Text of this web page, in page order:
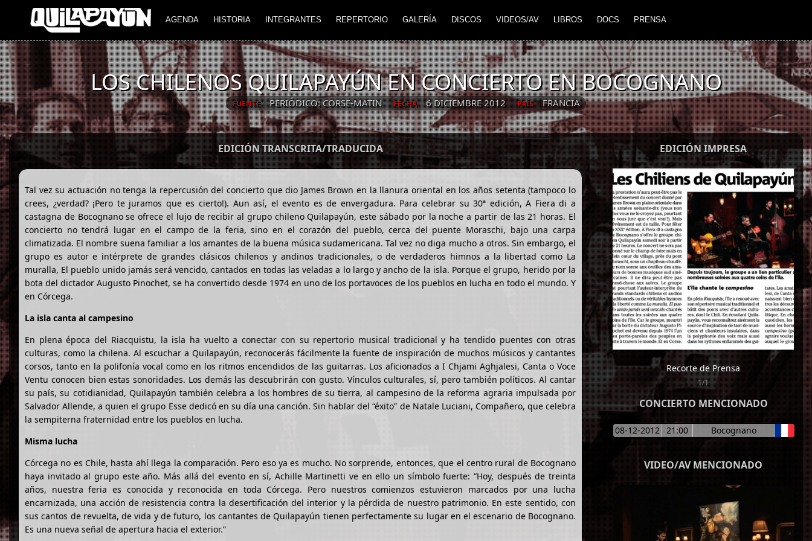
AGENDA HISTORIA INTEGRANTES REPERTORIO GALERÍA DISCOS VIDEOS/AV LIBROS DOCS PRENSA
LOS CHILENOS QUILAPAYÚN EN CONCIERTO EN BOCOGNANO
FUENTE PERIÓDICO: CORSE-MATIN FECHA 6 DICIEMBRE 2012 PAÍS FRANCIA
EDICIÓN TRANSCRITA/TRADUCIDA
Tal vez su actuación no tenga la repercusión del concierto que dio James Brown en la llanura oriental en los años setenta (tampoco lo
crees, ¿verdad? ¡Pero te juramos que es cierto!). Aun así, el evento es de envergadura. Para celebrar su 30ª edición, A Fiera di a
castagna de Bocognano se ofrece el lujo de recibir al grupo chileno Quilapayún, este sábado por la noche a partir de las 21 horas. El
concierto no tendrá lugar en el campo de la feria, sino en el corazón del pueblo, cerca del puente Moraschi, bajo una carpa
climatizada. El nombre suena familiar a los amantes de la buena música sudamericana. Tal vez no diga mucho a otros. Sin embargo, el
grupo es autor e intérprete de grandes clásicos chilenos y andinos tradicionales, o de verdaderos himnos a la libertad como La
muralla, El pueblo unido jamás será vencido, cantados en todas las veladas a lo largo y ancho de la isla. Porque el grupo, herido por la
bota del dictador Augusto Pinochet, se ha convertido desde 1974 en uno de los portavoces de los pueblos en lucha en todo el mundo. Y
en Córcega.
La isla canta al campesino
En plena época del Riacquistu, la isla ha vuelto a conectar con su repertorio musical tradicional y ha tendido puentes con otras
culturas, como la chilena. Al escuchar a Quilapayún, reconocerás fácilmente la fuente de inspiración de muchos músicos y cantantes
corsos, tanto en la polifonía vocal como en los ritmos encendidos de las guitarras. Los aficionados a I Chjami Aghjalesi, Canta o Voce
Ventu conocen bien estas sonoridades. Los demás las descubrirán con gusto. Vínculos culturales, sí, pero también políticos. Al cantar
su país, su cotidianidad, Quilapayún también celebra a los hombres de su tierra, al campesino de la reforma agraria impulsada por
Salvador Allende, a quien el grupo Esse dedicó en su día una canción. Sin hablar del “éxito” de Natale Luciani, Compañero, que celebra
la sempiterna fraternidad entre los pueblos en lucha.
Misma lucha
Córcega no es Chile, hasta ahí llega la comparación. Pero eso ya es mucho. No sorprende, entonces, que el centro rural de Bocognano
haya invitado al grupo este año. Más allá del evento en sí, Achille Martinetti ve en ello un símbolo fuerte: “Hoy, después de treinta
años, nuestra feria es conocida y reconocida en toda Córcega. Pero nuestros comienzos estuvieron marcados por una lucha
encarnizada, una acción de resistencia contra la desertificación del interior y la pérdida de nuestro patrimonio. En este sentido, con
sus cantos de revuelta, de vida y de futuro, los cantantes de Quilapayún tienen perfectamente su lugar en el escenario de Bocognano.
Es una nueva señal de apertura hacia el exterior.”
EDICIÓN IMPRESA
Recorte de Prensa
1/1
CONCIERTO MENCIONADO
08-12-2012 21:00 Bocognano
VIDEO/AV MENCIONADO